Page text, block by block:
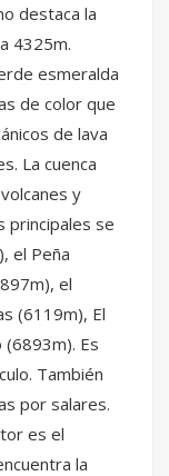
destaca la
4325m.
esmeralda
de color que
de lava
La cuenca
y
principales se
el Peña
el
(6119m), El
Es
También
por salares.
es el
la